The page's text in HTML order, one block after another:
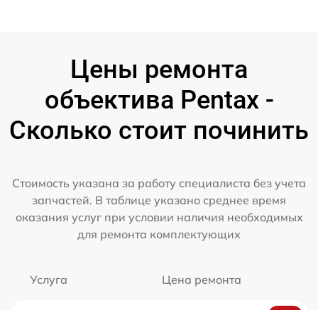
Цены ремонта
объектива Pentax -
Сколько стоит починить
Стоимость указана за работу специалиста без учета
запчастей. В таблице указано среднее время
оказания услуг при условии наличия необходимых
для ремонта комплектующих
Услуга Цена ремонта